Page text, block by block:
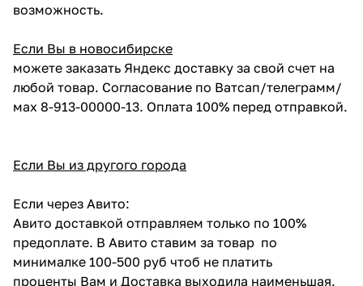
возможность.
Если Вы в новосибирске
можете заказать Яндекс доставку за свой счет на
любой товар. Согласование по Ватсап/телеграмм/
мах 8-913-00000-13. Оплата 100% перед отправкой.
Если Вы из другого города
Если через Авито:
Авито доставкой отправляем только по 100%
предоплате. В Авито ставим за товар по
минималке 100-500 руб чтоб не платить
проценты Вам и Доставка выходила наименьшая.